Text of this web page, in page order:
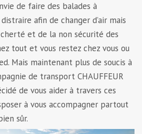
de faire des balades à
afin de changer d’air mais
et de la non sécurité des
tout et vous restez chez vous ou
Mais maintenant plus de soucis à
de transport CHAUFFEUR
de vous aider à travers ces
à vous accompagner partout
sûr.